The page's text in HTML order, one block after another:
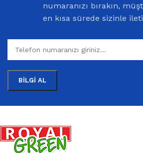
numaranızı bırakın,
en kısa sürede sizinle